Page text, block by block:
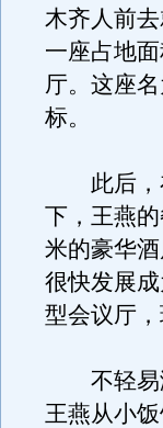
木齐人前
一座占地
厅。这座
标。
此后，在
下，王燕
米的豪华
很快发展
型会议厅
不轻易满
王燕从小